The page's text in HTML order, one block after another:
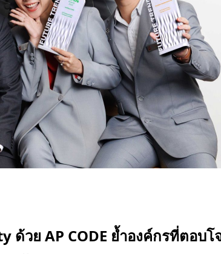
ด้วย AP CODE ย้ำองค์กรที่ตอบ